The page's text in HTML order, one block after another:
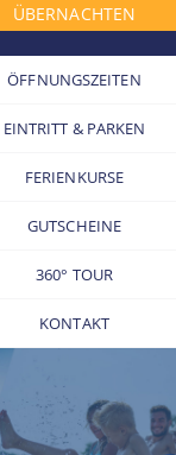
ÜBERNACHTEN
ÖFFNUNGSZEITEN
EINTRITT & PARKEN
FERIENKURSE
GUTSCHEINE
360° TOUR
KONTAKT